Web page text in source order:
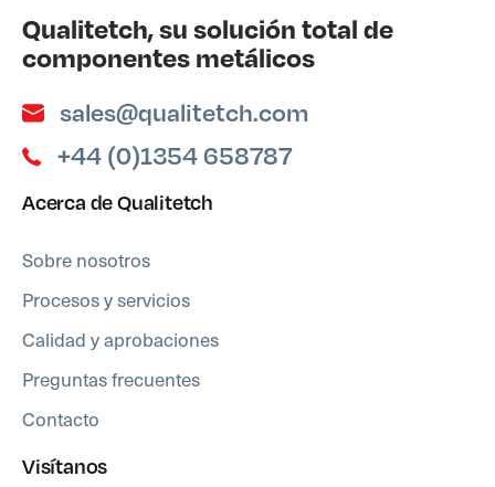
Qualitetch, su solución total de
componentes metálicos
sales@qualitetch.com
+44 (0)1354 658787
Acerca de Qualitetch
Sobre nosotros
Procesos y servicios
Calidad y aprobaciones
Preguntas frecuentes
Contacto
Visítanos